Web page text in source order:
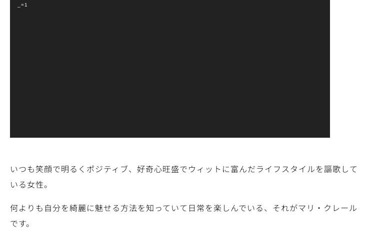
レ
_=1
いつも笑顔で明るくポジティブ、好奇心旺盛でウィットに富んだライフスタイルを謳歌して
いる女性。
何よりも自分を綺麗に魅せる方法を知っていて日常を楽しんでいる、それがマリ・クレール
です。